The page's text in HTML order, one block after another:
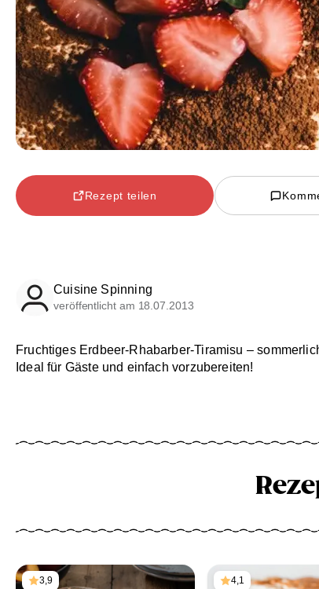
Rezept teilen
Cuisine Spinning
veröffentlicht am 18.07.2013
Fruchtiges Erdbeer-Rhabarber-Tiramisu –
Ideal für Gäste und einfach vorzubereiten!
3,9 4,1